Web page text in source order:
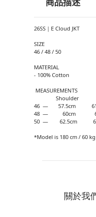
26SS｜E Cloud JKT
SIZE
46 / 48 / 50
MATERIAL
- 100% Cotton
MEASUREMENTS
Shoulder
46 — 57.5cm
48 — 60cm
50 — 62.5cm
*Model is 180 cm / 60
關於我